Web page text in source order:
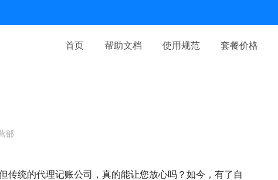
首页 帮助文档 使用规范 套餐价格
部
传统的代理记账公司，真的能让您放心吗？如今，有了自